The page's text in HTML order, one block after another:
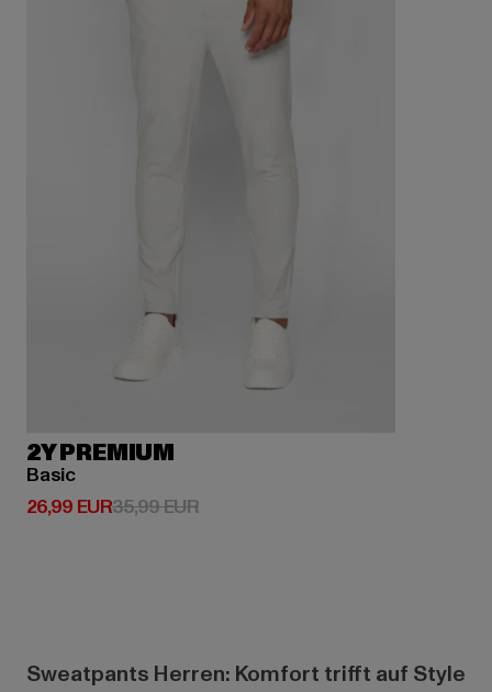
2Y PREMIUM
Basic
26,99 EUR
Derzeitiger Preis: 26,99 EUR
35,99 EURAktionspreis: 35,99 EUR
Sweatpants Herren: Komfort trifft auf Style